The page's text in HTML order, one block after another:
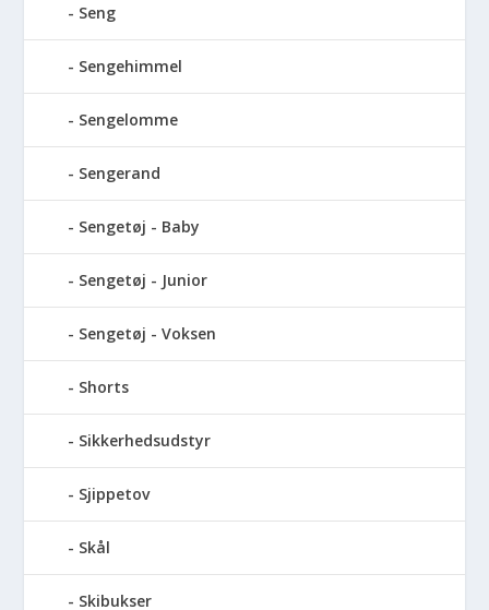
Seng
Sengehimmel
Sengelomme
Sengerand
Sengetøj - Baby
Sengetøj - Junior
Sengetøj - Voksen
Shorts
Sikkerhedsudstyr
Sjippetov
Skål
Skibukser